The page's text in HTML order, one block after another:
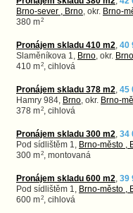
Brno-sever , Brno , okr. Brno-
380 m2
Pronájem skladu 410 m2 40
Slaměníkova 1, Brno , okr.
410 m2 , cihlová
Pronájem skladu 378 m2 45
Hamry 984, Brno , okr. Brno-
378 m2 , cihlová
Pronájem skladu 300 m2 34
Pod sídlištěm 1, Brno-město ,
300 m2 , montovaná
Pronájem skladu 600 m2 39
Pod sídlištěm 1, Brno-město ,
600 m2 , cihlová